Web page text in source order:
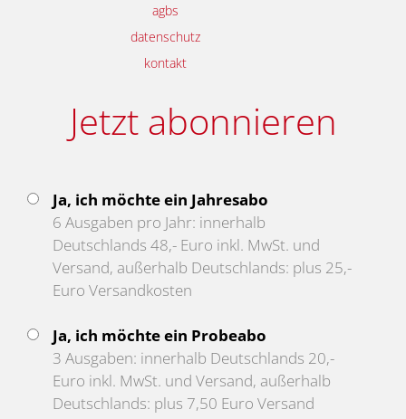
agbs
datenschutz
kontakt
Jetzt abonnieren
Ja, ich möchte ein Jahresabo
6 Ausgaben pro Jahr: innerhalb
Deutschlands 48,- Euro inkl. MwSt. und
Versand, außerhalb Deutschlands: plus 25,-
Euro Versandkosten
Ja, ich möchte ein Probeabo
3 Ausgaben: innerhalb Deutschlands 20,-
Euro inkl. MwSt. und Versand, außerhalb
Deutschlands: plus 7,50 Euro Versand